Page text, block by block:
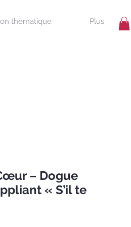
thématique Plus
– Dogue
« S’il te